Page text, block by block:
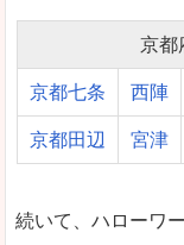
京都
京都七条 西陣
京都田辺 宮津
続いて、ハローワ